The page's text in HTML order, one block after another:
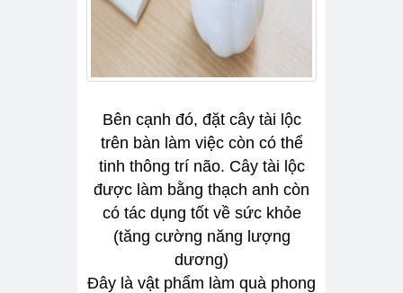
Bên cạnh đó, đặt cây tài lộc
trên bàn làm việc còn có thể
tinh thông trí não. Cây tài lộc
được làm bằng thạch anh còn
có tác dụng tốt về sức khỏe
(tăng cường năng lượng
dương)
Đây là vật phẩm làm quà phong